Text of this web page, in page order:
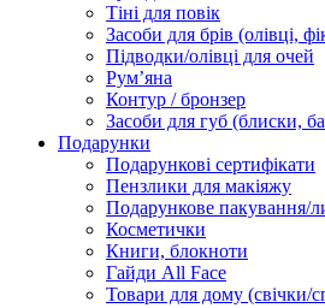
Тіні для повік
Засоби для брів (олівці,
Підводки/олівці для очей
Румʼяна
Контур / бронзер
Засоби для губ (блиски,
Подарунки
Подарункові сертифікати
Пензлики для макіяжу
Подарункове пакування/
Косметички
Книги, блокноти
Гайди All Face
Товари для дому (свічки/